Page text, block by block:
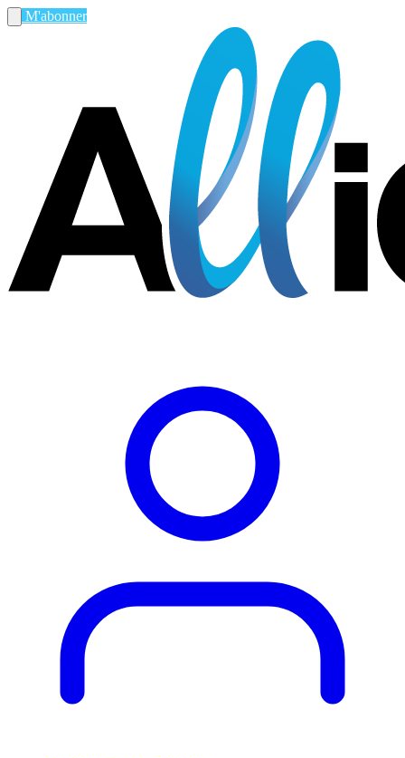
M'abonner